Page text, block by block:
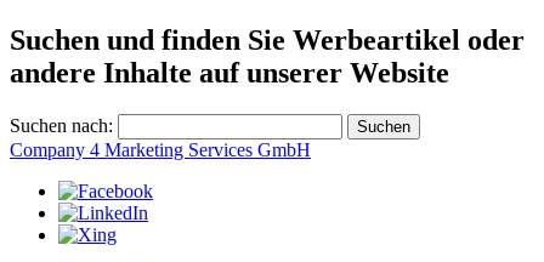
Suchen und finden Sie Werbeartikel oder
andere Inhalte auf unserer Website
Suchen nach:
Company 4 Marketing Services GmbH